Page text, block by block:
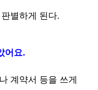
별하게 된다.
어요.
계약서 등을 쓰게